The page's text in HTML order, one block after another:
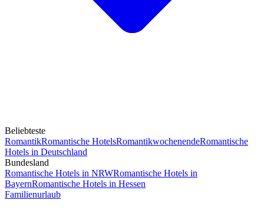
Beliebteste
RomantikRomantische HotelsRomantikwochenendeRomantische
Hotels in Deutschland
Bundesland
Romantische Hotels in NRWRomantische Hotels in
BayernRomantische Hotels in Hessen
Familienurlaub